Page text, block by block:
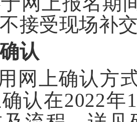
接受现场补
认
网上确认方
认在2022年